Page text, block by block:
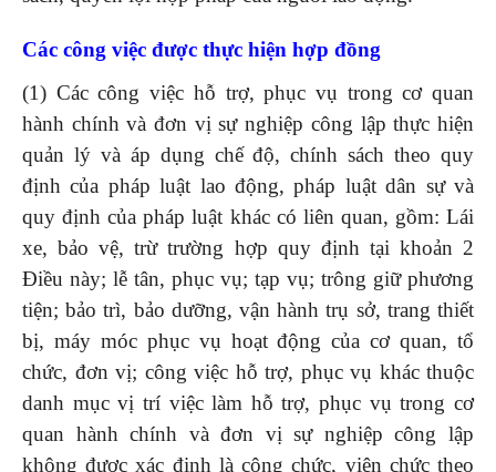
Các công việc được thực hiện hợp đồng
(1) Các công việc hỗ trợ, phục vụ trong cơ quan
hành chính và đơn vị sự nghiệp công lập thực hiện
quản lý và áp dụng chế độ, chính sách theo quy
định của pháp luật lao động, pháp luật dân sự và
quy định của pháp luật khác có liên quan, gồm: Lái
xe, bảo vệ, trừ trường hợp quy định tại khoản 2
Điều này; lễ tân, phục vụ; tạp vụ; trông giữ phương
tiện; bảo trì, bảo dưỡng, vận hành trụ sở, trang thiết
bị, máy móc phục vụ hoạt động của cơ quan, tổ
chức, đơn vị; công việc hỗ trợ, phục vụ khác thuộc
danh mục vị trí việc làm hỗ trợ, phục vụ trong cơ
quan hành chính và đơn vị sự nghiệp công lập
không được xác định là công chức, viên chức theo